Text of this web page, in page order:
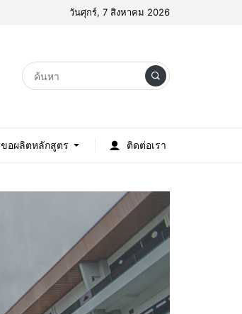
วันศุกร์, 7 สิงหาคม 2026
ขอผลิตหลักสูตร ติดต่อเรา